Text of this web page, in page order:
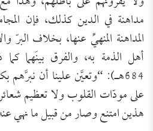
مداهنة في الدين كذلك، فإن
المداهنة المنهيِّ عنها، بخلاف البرّ
أهل الذمة به، والفرق بينَهما
684هـ): “وتعيَّن علينا ‌أن
على مودّات القلوب ولا تعظيم
هذين امتنع وصار من قبيل ما نهي